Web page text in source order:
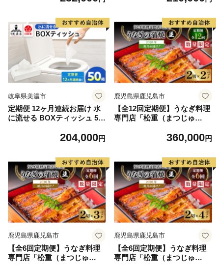
岐阜県美濃市
定期便 12ヶ月連続お届け 水
に流せる BOXティッシュ 50
ーパー 箱ティッシュ 紙製品
まとめ買い 防災 国産 日本製
送料無料 川一製紙 岐阜県 美
濃市
204,000円
鹿児島県鹿児島市
【全12回定期便】うなぎ料理
専門店「松重（まつじゅ
尾）×2パック K019-T02_c
360,000円
鹿児島県鹿児島市
【全6回定期便】うなぎ料理
専門店「松重（まつじゅ
鹿児島県鹿児島市
【全6回定期便】うなぎ料理
専門店「松重（まつじゅ